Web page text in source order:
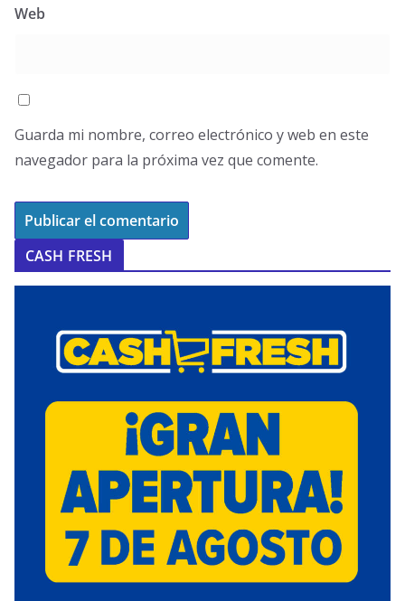
Web
Guarda mi nombre, correo electrónico y web en este
navegador para la próxima vez que comente.
CASH FRESH